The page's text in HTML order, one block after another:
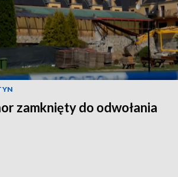
zamknięty do odwołania